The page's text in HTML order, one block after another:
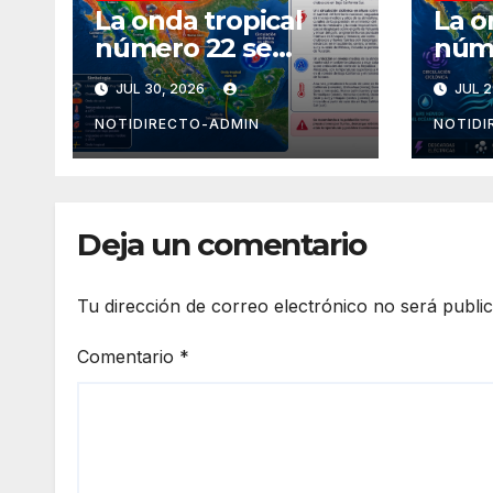
La onda tropical
número 22 se
desplazará sobre el
golfo de
Tehuantepec y el
sur del país
JUL 30, 2026
NOTIDIRECTO-ADMIN
La
JUL
Deja un comentario
Tu dirección de correo electrónico no será
Comentario *